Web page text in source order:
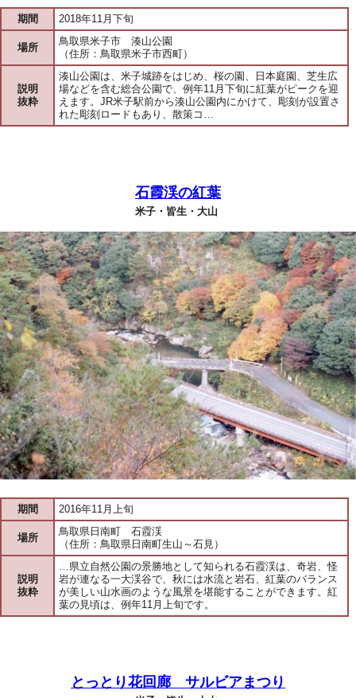
期間 2018年11月下旬
場所
鳥取県米子市 湊山公園
（住所：鳥取県米子市西町）
説明
抜粋
湊山公園は、米子城跡をはじめ、桜の園、日本庭園、芝生広
場などを含む総合公園で、例年11月下旬に紅葉がピークを迎
えます。JR米子駅前から湊山公園内にかけて、彫刻が設置さ
れた彫刻ロードもあり、散策コ…
石霞渓の紅葉
米子・皆生・大山
期間 2016年11月上旬
場所
鳥取県日南町 石霞渓
（住所：鳥取県日南町生山～石見）
説明
抜粋
…県立自然公園の景勝地として知られる石霞渓は、奇岩、怪
岩が連なる一大渓谷で、秋には水流と岩石、紅葉のバランス
が美しい山水画のような風景を堪能することができます。紅
葉の見頃は、例年11月上旬です。
とっとり花回廊 サルビアまつり